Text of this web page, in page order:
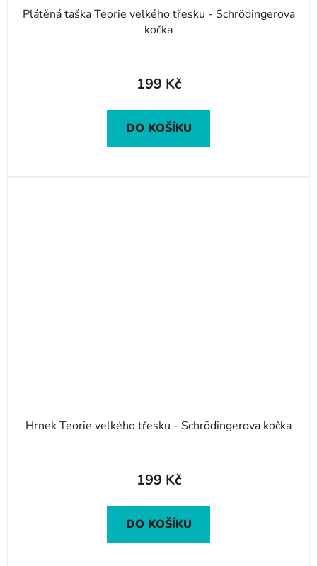
Plátěná taška Teorie velkého třesku - Schrödingerova
kočka
199 Kč
DO KOŠÍKU
Hrnek Teorie velkého třesku - Schrödingerova kočka
199 Kč
DO KOŠÍKU